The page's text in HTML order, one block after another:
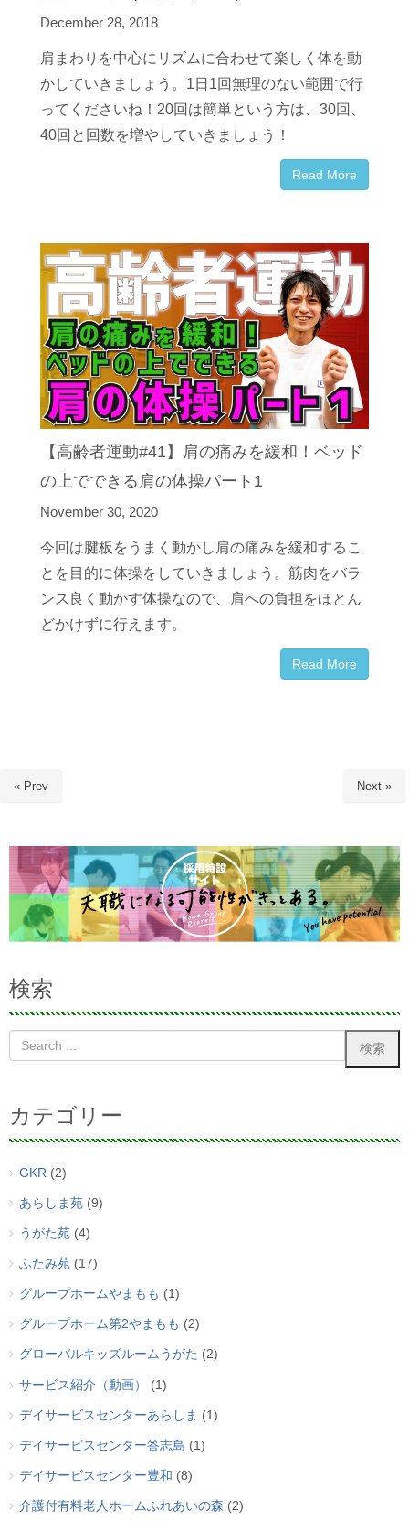
December 28, 2018
肩まわりを中心にリズムに合わせて楽しく体を動
かしていきましょう。 1 日 1回無理のない範囲で行
ってくださいね！ 20回は簡単という方は、 30回、
40回と回数を増やしていきましょう！
Read More
【高齢者運動#41】肩の痛みを緩和！ベッド
の上でできる肩の体操パート1
November 30, 2020
今回は腱板をうまく動かし肩の痛みを緩和するこ
とを目的に体操をしていきましょう。筋肉をバラ
ンス良く動かす体操なので、肩への負担をほとん
どかけずに行えます。
Read More
« Prev Next »
検索
カテゴリー
GKR (2)
あらしま苑 (9)
うがた苑 (4)
ふたみ苑 (17)
グループホームやまもも (1)
グループホーム第2やまもも (2)
グローバルキッズルームうがた (2)
サービス紹介（動画） (1)
デイサービスセンターあらしま (1)
デイサービスセンター答志島 (1)
デイサービスセンター豊和 (8)
介護付有料老人ホームふれあいの森 (2)